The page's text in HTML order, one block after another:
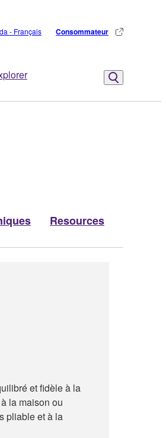
- Français Consommateur
Resources
et fidèle à la
la maison ou
pliable et à la